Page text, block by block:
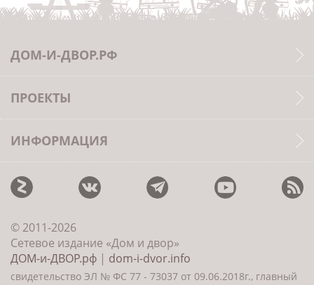
ДОМ-И-ДВОР.РФ
ПРОЕКТЫ
ИНФОРМАЦИЯ
© 2011-2026
Сетевое издание «Дом и двор»
ДОМ-и-ДВОР.рф | dom-i-dvor.info
свидетельство ЭЛ № ФС 77 - 73037 от 09.06.2018г., главный